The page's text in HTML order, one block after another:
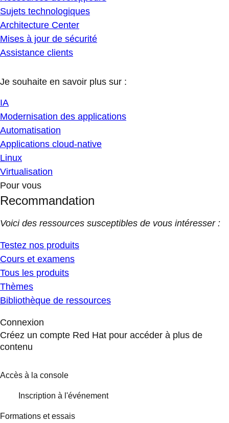
Sujets technologiques
Architecture Center
Mises à jour de sécurité
Assistance clients
Je souhaite en savoir plus sur :
IA
Modernisation des applications
Automatisation
Applications cloud-native
Linux
Virtualisation
Pour vous
Recommandation
Voici des ressources susceptibles de vous intéresser :
Testez nos produits
Cours et examens
Tous les produits
Thèmes
Bibliothèque de ressources
Connexion
Créez un compte Red Hat pour accéder à plus de
contenu
Accès à la console
Inscription à l'événement
Formations et essais